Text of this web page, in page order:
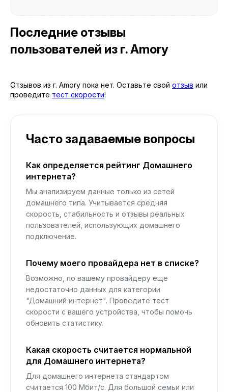
Последние отзывы
пользователей из г. Amory
Отзывов из г. Amory пока нет. Оставьте свой отзыв или
проведите тест скорости!
Часто задаваемые вопросы
Как определяется рейтинг Домашнего
интернета?
Мы анализируем данные только из сетей
домашнего типа. Учитывается средняя
скорость, стабильность и отзывы реальных
пользователей, использующих домашнего
подключение.
Почему моего провайдера нет в списке?
Возможно, по вашему провайдеру еще
недостаточно данных для категории
"Домашний интернет". Проведите тест
скорости с вашего устройства, чтобы помочь
обновить статистику.
Какая скорость считается нормальной
для Домашнего интернета?
Для домашнего интернета стандартом
считается 100 Мбит/с. Для большой семьи или